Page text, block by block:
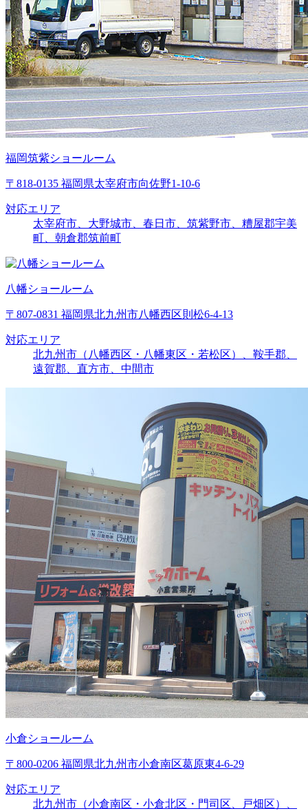
福岡筑紫ショールーム
〒818-0135 福岡県太宰府市向佐野1-10-6
対応エリア
太宰府市、大野城市、春日市、筑紫野市、糟屋郡宇美
町、朝倉郡筑前町
八幡ショールーム
〒807-0831 福岡県北九州市八幡西区則松6-4-13
対応エリア
北九州市（八幡西区・八幡東区・若松区）、鞍手郡、
遠賀郡、直方市、中間市
小倉ショールーム
〒800-0206 福岡県北九州市小倉南区葛原東4-6-29
対応エリア
北九州市（小倉南区・小倉北区・門司区、戸畑区）、